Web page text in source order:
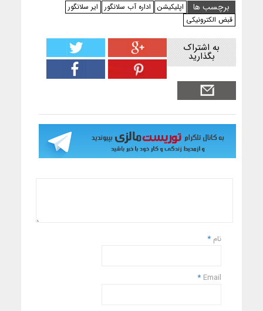
برچسب ها
اپلیکیشن اداره آب سلانگور
ایر سلانگور
قبض الکترونیکی
به اشتراک
بگذارید
نام *
Email
*